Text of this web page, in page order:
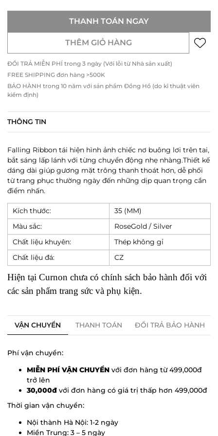
THANH TOÁN NGAY
THÊM GIỎ HÀNG
ĐỔI TRẢ MIỄN PHÍ trong 3 ngày (Với lỗi từ Nhà sản xuất)
FREE SHIPPING đơn hàng >500K
BẢO HÀNH trong 10 năm với sản phẩm Đồng Hồ (do kĩ thuật viên
kiểm định)
THÔNG TIN
Falling Ribbon tái hiện hình ảnh chiếc nơ buông lơi trên tai,
bắt sáng lấp lánh với từng chuyển động nhẹ nhàng.Thiết kế
dáng dài giúp gương mặt trông thanh thoát hơn, dễ phối
từ trang phục thường ngày đến những dịp quan trọng cần
điểm nhấn.
Kích thước:
35 (MM)
Màu sắc:
RoseGold / Silver
Chất liệu khuyên:
Thép không gỉ
Chất liệu đá:
CZ
Hiện tại Curnon chưa có chính sách bảo hành đối với
các sản phẩm trang sức và phụ kiện.
VẬN CHUYỂN THANH TOÁN ĐỔI TRẢ BẢO HÀNH
Phí vận chuyển:
MIỄN PHÍ VẬN CHUYỂN với đơn hàng từ 499,000đ
trở lên
30,000đ với đơn hàng có giá trị thấp hơn 499,000đ
Thời gian vận chuyển:
Nội thành Hà Nội: 1-2 ngày
Miền Trung: 3 – 5 ngày